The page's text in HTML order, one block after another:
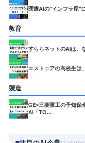
医療AIの"インフラ屋"
教育
すららネットのAIは、
エストニアの高校生は
製造
GE×三菱重工の予知保
AI「TO…